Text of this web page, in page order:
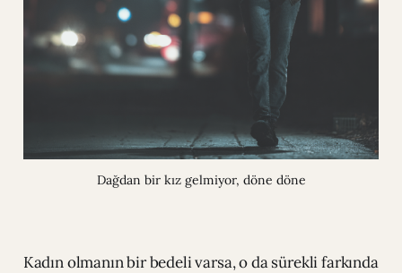
Dağdan bir kız gelmiyor, döne döne
Kadın olmanın bir bedeli varsa, o da sürekli farkında